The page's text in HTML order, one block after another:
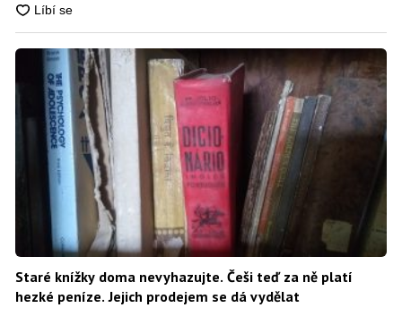
Staré knížky doma nevyhazujte. Češi teď za ně platí
hezké peníze. Jejich prodejem se dá vydělat